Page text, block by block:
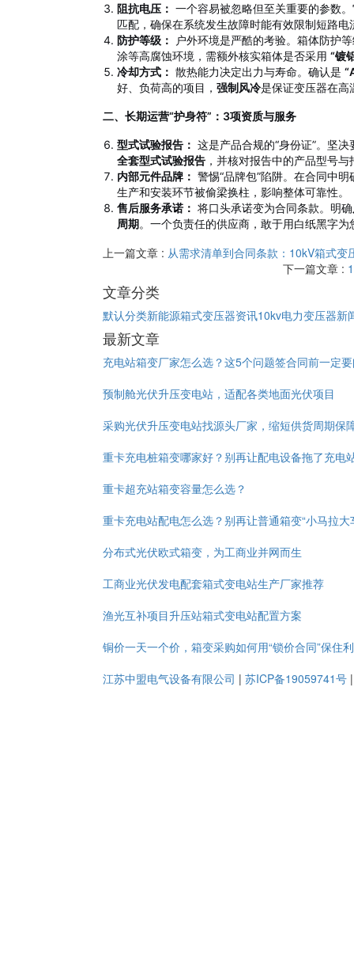
阻抗电压： 一个容易被忽略但至关重要的参数
匹配，确保在系统发生故障时能有效限制短路电
防护等级：
户外环境是严酷的考验。箱体防护
涂等高腐蚀环境，需额外核实箱体是否采用 “镀
冷却方式： 散热能力决定出力与寿命。确认是
好、负荷高的项目， 强制风冷是保证变压器在高
二、长期运营“护身符”：3项资质与服务
型式试验报告： 这是产品合规的“身份证”。坚
全套型式试验报告 ，并核对报告中的产品型号
内部元件品牌： 警惕“品牌包”陷阱。在合同中明
生产和安装环节被偷梁换柱，影响整体可靠性。
售后服务承诺： 将口头承诺变为合同条款。明确
周期。一个负责任的供应商，敢于用白纸黑字为
上一篇文章 : 从需求清单到合同条款：10kV箱式
下一篇文章 :
文章分类
默认分类新能源箱式变压器资讯10kv电力变压器新
最新文章
充电站箱变厂家怎么选？这5个问题签合同前一定
预制舱光伏升压变电站，适配各类地面光伏项目
采购光伏升压变电站找源头厂家，缩短供货周期保
重卡充电桩箱变哪家好？别再让配电设备拖了充电
重卡超充站箱变容量怎么选？
重卡充电站配电怎么选？别再让普通箱变“小马拉大
分布式光伏欧式箱变，为工商业并网而生
工商业光伏发电配套箱式变电站生产厂家推荐
渔光互补项目升压站箱式变电站配置方案
铜价一天一个价，箱变采购如何用“锁价合同”保住
江苏中盟电气设备有限公司 | 苏ICP备19059741号